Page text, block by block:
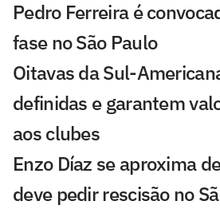
Pedro Ferreira é
fase no São Paulo
Oitavas da Sul-
definidas e garantem
aos clubes
Enzo Díaz se aproxima
deve pedir rescisão no